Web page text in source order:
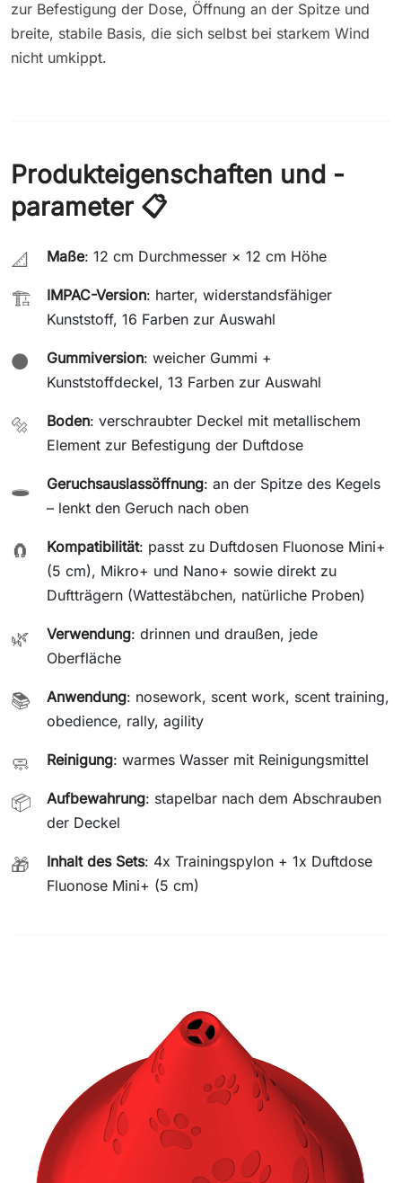
zur Befestigung der Dose, Öffnung an der Spitze und
breite, stabile Basis, die sich selbst bei starkem Wind
nicht umkippt.
Produkteigenschaften und -
parameter 📋
📐 Maße: 12 cm Durchmesser × 12 cm Höhe
🏗️ IMPAC-Version: harter, widerstandsfähiger
Kunststoff, 16 Farben zur Auswahl
⚫ Gummiversion: weicher Gummi +
Kunststoffdeckel, 13 Farben zur Auswahl
🔩 Boden: verschraubter Deckel mit metallischem
Element zur Befestigung der Duftdose
🕳️ Geruchsauslassöffnung: an der Spitze des Kegels
– lenkt den Geruch nach oben
🧲 Kompatibilität: passt zu Duftdosen Fluonose Mini+
(5 cm), Mikro+ und Nano+ sowie direkt zu
Duftträgern (Wattestäbchen, natürliche Proben)
🌿 Verwendung: drinnen und draußen, jede
Oberfläche
📚 Anwendung: nosework, scent work, scent training,
obedience, rally, agility
🧼 Reinigung: warmes Wasser mit Reinigungsmittel
📦 Aufbewahrung: stapelbar nach dem Abschrauben
der Deckel
🎁 Inhalt des Sets: 4x Trainingspylon + 1x Duftdose
Fluonose Mini+ (5 cm)